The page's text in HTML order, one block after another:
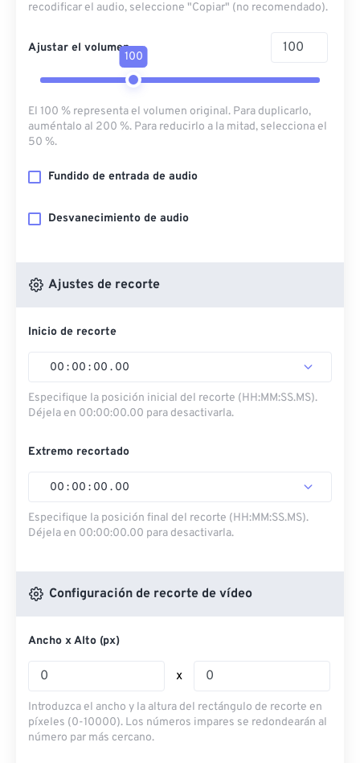
recodificar el audio, seleccione "Copiar" (no recomendado).
Ajustar el volumen
100
El 100 % representa el volumen original. Para duplicarlo,
auméntalo al 200 %. Para reducirlo a la mitad, selecciona el
50 %.
Fundido de entrada de audio
Desvanecimiento de audio
Ajustes de recorte
Inicio de recorte
00 : 00 : 00 . 00
Especifique la posición inicial del recorte (HH:MM:SS.MS).
Déjela en 00:00:00.00 para desactivarla.
Extremo recortado
00 : 00 : 00 . 00
Especifique la posición final del recorte (HH:MM:SS.MS).
Déjela en 00:00:00.00 para desactivarla.
Configuración de recorte de vídeo
Ancho x Alto (px)
x
Introduzca el ancho y la altura del rectángulo de recorte en
píxeles (0-10000). Los números impares se redondearán al
número par más cercano.